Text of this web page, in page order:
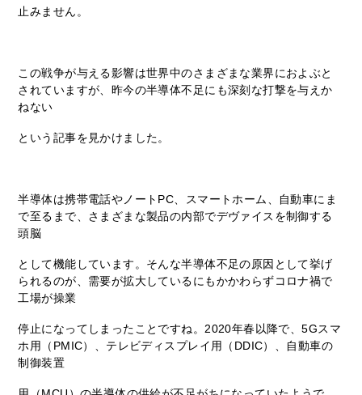
止みません。
この戦争が与える影響は世界中のさまざまな業界におよぶと
されていますが、昨今の半導体不足にも深刻な打撃を与えか
ねない
という記事を見かけました。
半導体は携帯電話やノートPC、スマートホーム、自動車にま
で至るまで、さまざまな製品の内部でデヴァイスを制御する
頭脳
として機能しています。そんな半導体不足の原因として挙げ
られるのが、需要が拡大しているにもかかわらずコロナ禍で
工場が操業
停止になってしまったことですね。2020年春以降で、5Gスマ
ホ用（PMIC）、テレビディスプレイ用（DDIC）、自動車の
制御装置